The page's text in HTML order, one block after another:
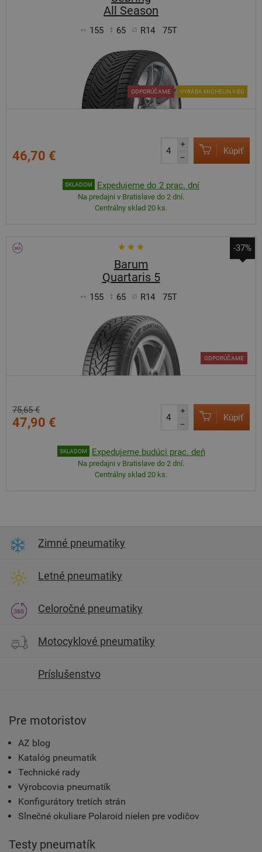
All Season
155 65 R14 75T
ODPORÚČAME VYRÁBA MICHELIN V EÚ
46,70 €
+
–
Kúpiť
SKLADOM Expedujeme do 2 prac. dní
Na predajni v Bratislave do 2 dní.
Centrálny sklad 20 ks.
-37%
Barum
Quartaris 5
155 65 R14 75T
ODPORÚČAME
75,65 €
47,90 €
+
–
Kúpiť
SKLADOM Expedujeme budúci prac. deň
Na predajni v Bratislave do 2 dní.
Centrálny sklad 20 ks.
Zimné pneumatiky
Letné pneumatiky
Celoročné pneumatiky
Motocyklové pneumatiky
Príslušenstvo
Pre motoristov
AZ blog
Katalóg pneumatík
Technické rady
Výrobcovia pneumatík
Konfigurátory tretích strán
Slnečné okuliare Polaroid nielen pre vodičov
Testy pneumatík